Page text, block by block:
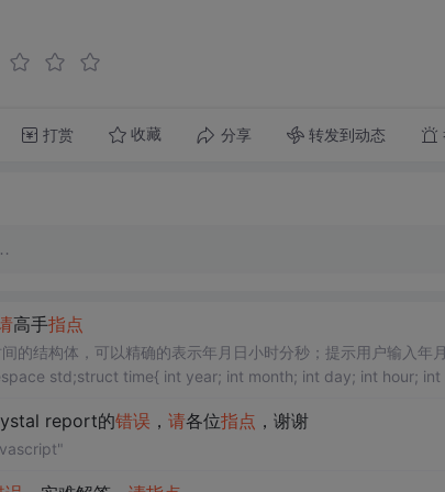
打赏 收藏 分享 转发到动态
高手指点
的结构体，可以精确的表示年月日小时分秒；提示用户输入
std;struct time{ int year; int month; int day; int hour;
report的错误 ， 请各位指点 ，谢谢